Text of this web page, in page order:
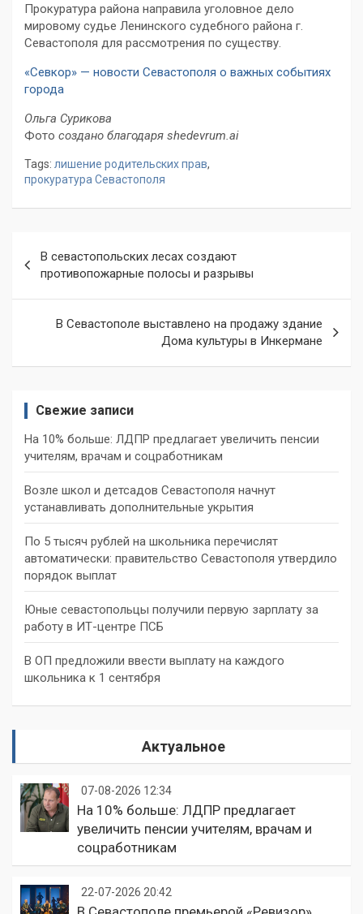
Прокуратура района направила уголовное дело
мировому судье Ленинского судебного района г.
Севастополя для рассмотрения по существу.
«Севкор» — новости Севастополя о важных событиях
города
Ольга Сурикова
Фото создано благодаря shedevrum.ai
Tags: лишение родительских прав,
прокуратура Севастополя
по
записям
В севастопольских лесах создают
противопожарные полосы и разрывы
В Севастополе выставлено на продажу здание
Дома культуры в Инкермане
Свежие записи
На 10% больше: ЛДПР предлагает увеличить пенсии
учителям, врачам и соцработникам
Возле школ и детсадов Севастополя начнут
устанавливать дополнительные укрытия
По 5 тысяч рублей на школьника перечислят
автоматически: правительство Севастополя утвердило
порядок выплат
Юные севастопольцы получили первую зарплату за
работу в ИТ-центре ПСБ
В ОП предложили ввести выплату на каждого
школьника к 1 сентября
Актуальное
07-08-2026 12:34
На 10% больше: ЛДПР предлагает
увеличить пенсии учителям, врачам и
соцработникам
22-07-2026 20:42